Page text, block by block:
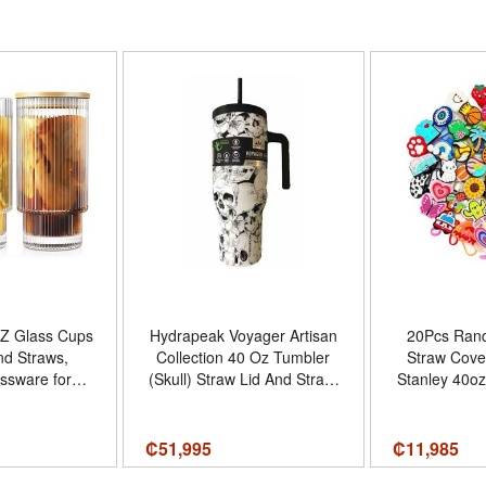
Glass Cups
Straws,
for
and Lid
2 Glasses
Hydrapeak Voyager Artisan
Collection 40 Oz Tumbler
(Skull) Straw Lid And Straw,
₡51,995
20Pcs
Straw
Stanley
Accessories
0.4inch（
₡11,985